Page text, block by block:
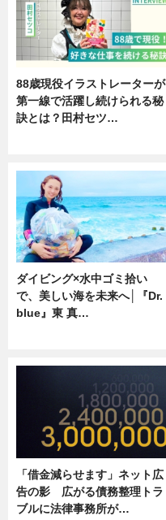
88歳現役イラストレーターが
第一線で活躍し続けられる秘
訣とは？田村セツ…
ダイビング×水中ゴミ拾い
で、美しい海を未来へ│『Dr.
blue』東 真…
「借金減らせます」ネット広
告の影 広がる債務整理トラ
ブルに法律事務所が…